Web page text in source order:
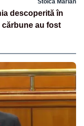
descoperită în
cărbune au fost